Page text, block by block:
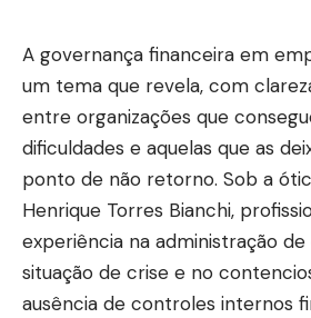
A governança financeira em
um tema que revela, com
entre organizações que
dificuldades e aquelas que as
ponto de não retorno. Sob a
Henrique Torres Bianchi,
experiência na administração
situação de crise e no
ausência de controles internos